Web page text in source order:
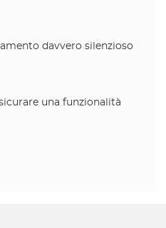
davvero silenzioso
una funzionalità